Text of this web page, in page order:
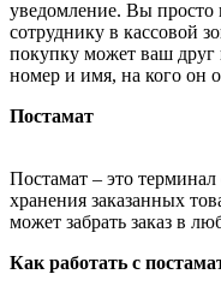
уведомление. Вы просто
сотруднику в кассовой
покупку может ваш друг
номер и имя, на кого он
Постамат
Постамат – это
хранения заказанных
может забрать заказ в
Как работать с